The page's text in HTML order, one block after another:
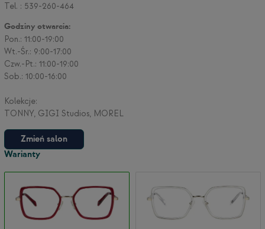
Tel. : 539-260-464
Godziny otwarcia:
Zmień salon
Pon.: 11:00-19:00
Wt.-Śr.: 9:00-17:00
Czw.-Pt.: 11:00-19:00
Sob.: 10:00-16:00
Kolekcje:
TONNY, GIGI Studios, MOREL
Warianty